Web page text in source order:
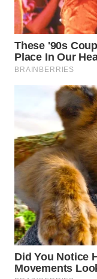
WN
SULSEL
WN
WN
MALUKU
WN
MALUT
WN
DAIRI